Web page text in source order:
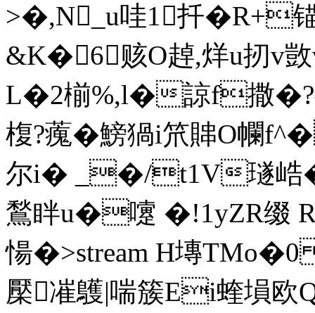
>�,N_u哇1扦�R+
&K�6赅O趠,烊u扨v
L�2椾%,l�諒f撒�?#;a
椱?藱� 鰟猧i笊賗O幱
尔i� _�/t1V璲峼
鶖眫u�嚔 �!1yZR缀
愓�>stream H塼TMo�0
檿凗鸌|喘簇Ei蝰塤欧